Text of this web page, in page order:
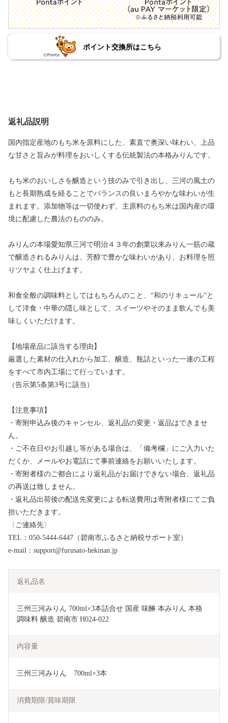
ポイント交換所はこちら
返礼品説明
国内指定産地のもち米を原料にした、素直で奥深い味わい、上品
な甘さと旨みが料理をおいしくする伝統製法の本格みりんです。
もち米のおいしさを醸造という技のみで引き出し、三河の風土の
もと長期熟成を経ることでバランスの良いまろやかな味わいが生
まれます。添加物等は一切使わず、主原料のもち米は国内産の環
境に配慮した農法のもののみ。
みりんの本場愛知県三河で明治４３年の創業以来みりん一筋の蔵
で醸造されるみりんは、芳醇で豊かな味わいがあり、お料理を照
りツヤよく仕上げます。
和食全般の調味料としてはもちろんのこと、“和のリキュール”と
して洋食・中華の隠し味として、スイーツやそのまま飲んでも美
味しくいただけます。
【地場産品に該当する理由】
厳選した素材の仕入れから加工、醸造、瓶詰といった一連の工程
をすべて市内工場にて行っています。
（告示第5条第3号に該当）
【注意事項】
・寄附申込み後のキャンセル、返礼品の変更・返品はできませ
ん。
・ご不在日やお引越し等がある場合は、「備考欄」にご入力いた
だくか、メールやお電話にて事前連絡をお願いいたします。
・寄附者様のご都合により返礼品がお届けできない場合、返礼品
の再送は致しません。
・返礼品出荷後の配送先変更による転送費用は寄附者様にてご負
担いただきます。
〈ご連絡先〉
TEL：050-5444-6447（碧南市ふるさと納税サポート室）
e-mail：support@furusato-hekinan.jp
返礼品名
三州三河みりん 700ml×3本詰合せ 国産 味醂 本みりん 本格
調味料 醸造 碧南市 H024-022
内容量
三州三河みりん　700ml×3本
消費期限/賞味期限